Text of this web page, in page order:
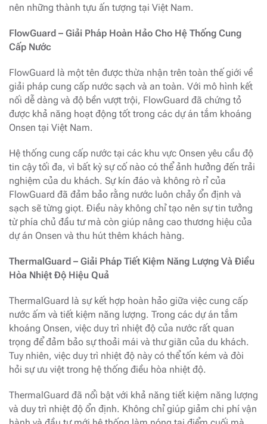
nên những thành tựu ấn tượng tại Việt Nam.
FlowGuard – Giải Pháp Hoàn Hảo Cho Hệ Thống Cung
Cấp Nước
FlowGuard là một tên được thừa nhận trên toàn thế giới về
giải pháp cung cấp nước sạch và an toàn. Với mô hình kết
nối dễ dàng và độ bền vượt trội, FlowGuard đã chứng tỏ
được khả năng hoạt động tốt trong các dự án tắm khoáng
Onsen tại Việt Nam.
Hệ thống cung cấp nước tại các khu vực Onsen yêu cầu độ
tin cậy tối đa, vì bất kỳ sự cố nào có thể ảnh hưởng đến trải
nghiệm của du khách. Sự kín đáo và không rò rỉ của
FlowGuard đã đảm bảo rằng nước luôn chảy ổn định và
sạch sẽ từng giọt. Điều này không chỉ tạo nên sự tin tưởng
từ phía chủ đầu tư mà còn giúp nâng cao thương hiệu của
dự án Onsen và thu hút thêm khách hàng.
ThermalGuard – Giải Pháp Tiết Kiệm Năng Lượng Và Điều
Hòa Nhiệt Độ Hiệu Quả
ThermalGuard là sự kết hợp hoàn hảo giữa việc cung cấp
nước ấm và tiết kiệm năng lượng. Trong các dự án tắm
khoáng Onsen, việc duy trì nhiệt độ của nước rất quan
trọng để đảm bảo sự thoải mái và thư giãn của du khách.
Tuy nhiên, việc duy trì nhiệt độ này có thể tốn kém và đòi
hỏi sự ưu việt trong hệ thống điều hòa nhiệt độ.
ThermalGuard đã nổi bật với khả năng tiết kiệm năng lượng
và duy trì nhiệt độ ổn định. Không chỉ giúp giảm chi phí vận